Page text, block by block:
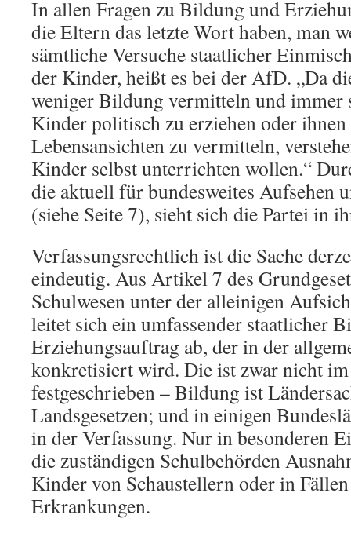
In allen Fragen zu Bildung und
die Eltern das letzte Wort haben, man
sämtliche Versuche staatlicher
der Kinder, heißt es bei der AfD. „Da
weniger Bildung vermitteln und immer
Kinder politisch zu erziehen oder
Lebensansichten zu vermitteln,
Kinder selbst unterrichten wollen.“
die aktuell für bundesweites Aufsehen
(siehe Seite 7), sieht sich die Partei in
Verfassungsrechtlich ist die Sache
eindeutig. Aus Artikel 7 des
Schulwesen unter der alleinigen
leitet sich ein umfassender staatlicher
Erziehungsauftrag ab, der in der
konkretisiert wird. Die ist zwar nicht
festgeschrieben – Bildung ist
Landsgesetzen; und in einigen
in der Verfassung. Nur in besonderen
die zuständigen Schulbehörden
Kinder von Schaustellern oder in
Erkrankungen.